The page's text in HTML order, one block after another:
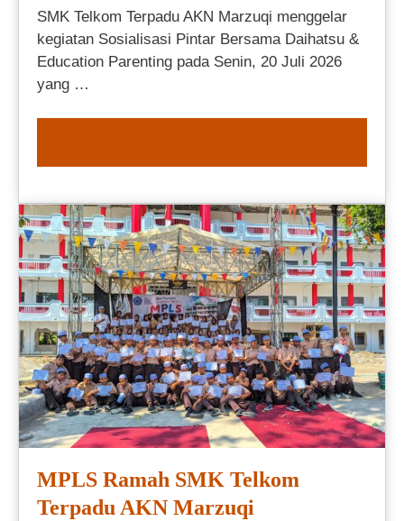
SMK Telkom Terpadu AKN Marzuqi menggelar
kegiatan Sosialisasi Pintar Bersama Daihatsu &
Education Parenting pada Senin, 20 Juli 2026
yang …
MPLS Ramah SMK Telkom
Terpadu AKN Marzuqi